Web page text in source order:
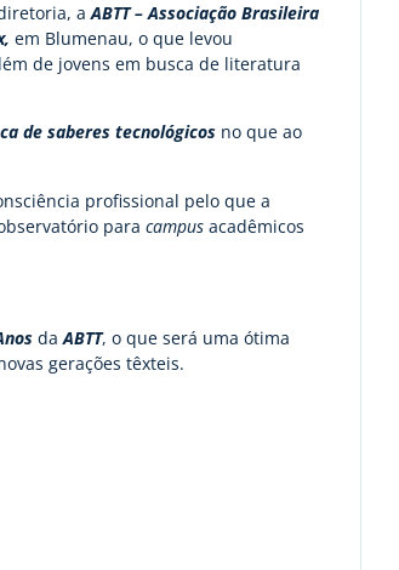
aABTT – Associação Brasileira
em Blumenau, o que levou
de jovens em busca de literatura
de saberes tecnológicos no que ao
profissional pelo que a
para campus acadêmicos
daABTT, o que será uma ótima
gerações têxteis.